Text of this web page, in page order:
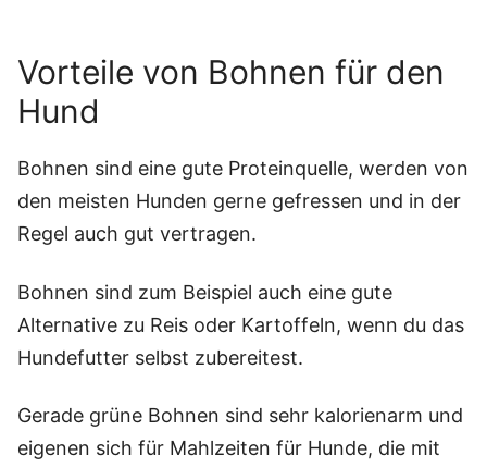
Vorteile von Bohnen für den
Hund
Bohnen sind eine gute Proteinquelle, werden von
den meisten Hunden gerne gefressen und in der
Regel auch gut vertragen.
Bohnen sind zum Beispiel auch eine gute
Alternative zu Reis oder Kartoffeln, wenn du das
Hundefutter selbst zubereitest.
Gerade grüne Bohnen sind sehr kalorienarm und
eigenen sich für Mahlzeiten für Hunde, die mit